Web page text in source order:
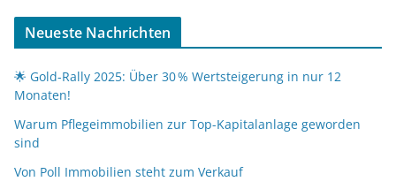
Neueste Nachrichten
🌟 Gold-Rally 2025: Über 30 % Wertsteigerung in nur 12
Monaten!
Warum Pflegeimmobilien zur Top-Kapitalanlage geworden
sind
Von Poll Immobilien steht zum Verkauf